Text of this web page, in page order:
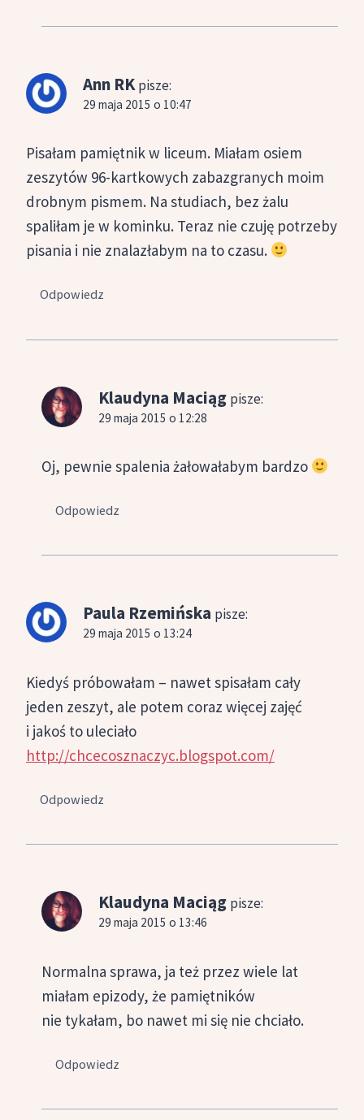
Ann RK pisze:
29 maja 2015 o 10:47
Pisałam pamiętnik w liceum. Miałam osiem
zeszytów 96-kartkowych zabazgranych moim
drobnym pismem. Na studiach, bez żalu
spaliłam je w kominku. Teraz nie czuję potrzeby
pisania i nie znalazłabym na to czasu.
Odpowiedz
Klaudyna Maciąg pisze:
29 maja 2015 o 12:28
Oj, pewnie spalenia żałowałabym bardzo
Odpowiedz
Paula Rzemińska pisze:
29 maja 2015 o 13:24
Kiedyś próbowałam – nawet spisałam cały
jeden zeszyt, ale potem coraz więcej zajęć
i jakoś to uleciało
http://chcecosznaczyc.blogspot.com/
Odpowiedz
Klaudyna Maciąg pisze:
29 maja 2015 o 13:46
Normalna sprawa, ja też przez wiele lat
miałam epizody, że pamiętników
nie tykałam, bo nawet mi się nie chciało.
Odpowiedz